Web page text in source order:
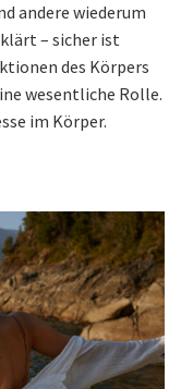
andere wiederum
– sicher ist
des Körpers
wesentliche Rolle.
im Körper.